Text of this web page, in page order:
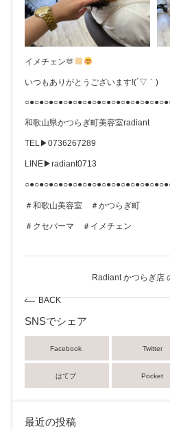
イメチェン🫶
いつもありがとうございます!(´▽｀)
和歌山県かつらぎ町美容室radiant
TEL▶︎0736267289
LINE▶︎radiant0713
＃和歌山美容室 ＃かつらぎ町
＃クセパーマ ＃イメチェン
BACK
Radiant かつらぎ店
SNSでシェア
Facebook Twitter
はてブ Pocket
最近の投稿